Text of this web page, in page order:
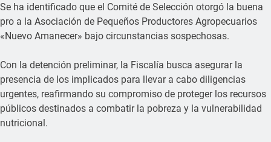
Se ha identificado que el Comité de Selección otorgó la buena
pro a la Asociación de Pequeños Productores Agropecuarios
«Nuevo Amanecer» bajo circunstancias sospechosas.
Con la detención preliminar, la Fiscalía busca asegurar la
presencia de los implicados para llevar a cabo diligencias
urgentes, reafirmando su compromiso de proteger los recursos
públicos destinados a combatir la pobreza y la vulnerabilidad
nutricional.